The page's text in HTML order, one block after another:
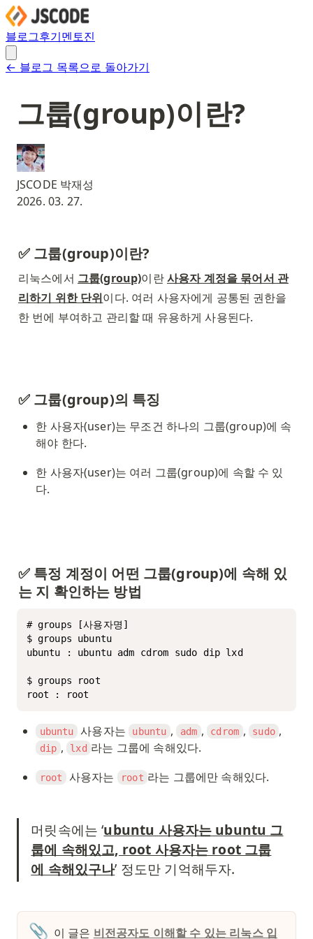
블로그후기멘토진
← 블로그 목록으로 돌아가기
그룹(group)이란?
JSCODE 박재성
2026. 03. 27.
✅ 그룹(group)이란?
리눅스에서 그룹(group)이란 사용자 계정을 묶어서 관
리하기 위한 단위이다. 여러 사용자에게 공통된 권한을
한 번에 부여하고 관리할 때 유용하게 사용된다.
✅ 그룹(group)의 특징
한 사용자(user)는 무조건 하나의 그룹(group)에 속
해야 한다.
한 사용자(user)는 여러 그룹(group)에 속할 수 있
다.
✅ 특정 계정이 어떤 그룹(group)에 속해 있
는 지 확인하는 방법
# groups [사용자명]
$ groups ubuntu
ubuntu : ubuntu adm cdrom sudo dip lxd
$ groups root
root : root
ubuntu 사용자는 ubuntu , adm , cdrom , sudo
dip , lxd 라는 그룹에 속해있다.
root 사용자는 root 라는 그룹에만 속해있다.
머릿속에는 ‘ubuntu 사용자는 ubuntu 그
룹에 속해있고, root 사용자는 root 그룹
에 속해있구나’ 정도만 기억해두자.
📎 이 글은 비전공자도 이해할 수 있는 리눅스 입